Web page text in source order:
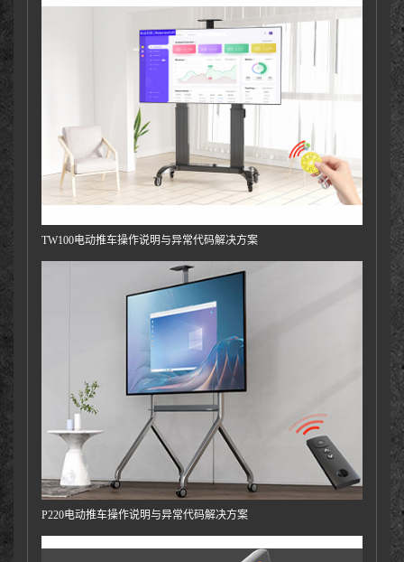
TW100电动推车操作说明与异常代码解决方案
P220电动推车操作说明与异常代码解决方案